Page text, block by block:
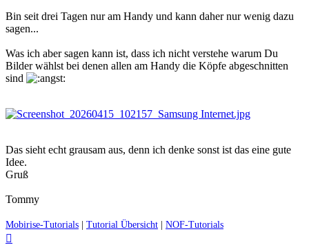
Bin seit drei Tagen nur am Handy und kann daher nur wenig dazu
sagen...
Was ich aber sagen kann ist, dass ich nicht verstehe warum Du
Bilder wählst bei denen allen am Handy die Köpfe abgeschnitten
sind
Das sieht echt grausam aus, denn ich denke sonst ist das eine gute
Idee.
Gruß
Tommy
Mobirise-Tutorials | Tutorial Übersicht | NOF-Tutorials